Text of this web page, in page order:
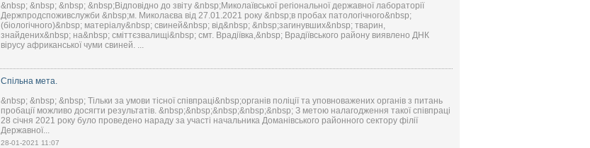
&nbsp; &nbsp; &nbsp; &nbsp;Відповідно до звіту &nbsp;Миколаївської регіональної державної лабораторії
Держпродспоживслужби &nbsp;м. Миколаєва від 27.01.2021 року &nbsp;в пробах патологічного&nbsp;
(біологічного)&nbsp; матеріалу&nbsp; свиней&nbsp; від&nbsp; &nbsp;загинувших&nbsp; тварин,
знайдених&nbsp; на&nbsp; сміттєзвалищі&nbsp; смт. Врадіївка,&nbsp; Врадіївського району виявлено ДНК
вірусу африканської чуми свиней. ...
Спільна мета.
&nbsp; &nbsp; &nbsp; Тільки за умови тісної співпраці&nbsp;органів поліції та уповноважених органів з питань
пробації можливо досягти результатів. &nbsp;&nbsp;&nbsp;&nbsp;&nbsp; З метою налагодження такої співпраці
28 січня 2021 року було проведено нараду за участі начальника Доманівського районного сектору філії
Державної...
28-01-2021 11:07